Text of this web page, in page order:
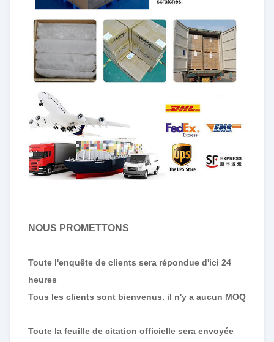
NOUS PROMETTONS
Toute l'enquête de clients sera répondue d'ici 24
heures
Tous les clients sont bienvenus. il n'y a aucun MOQ
Toute la feuille de citation officielle sera envoyée